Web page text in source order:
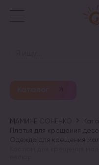
МАМИНЕ СОНЕЧКО
Платья для крещения
Одежда для крещения